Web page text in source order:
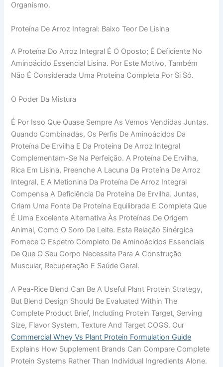
Organismo.
Proteína De Arroz Integral: Baixo Teor De Lisina
A Proteína Do Arroz Integral É O Oposto; É Deficiente No
Aminoácido Essencial Lisina. Por Este Motivo, Também
Não É Considerada Uma Proteína Completa Por Si Só.
O Poder Da Mistura
É Por Isso Que Quase Sempre As Vemos Vendidas Juntas.
Quando Combinadas, Os Perfis De Aminoácidos Da
Proteína De Ervilha E Da Proteína De Arroz Integral
Complementam-Se Na Perfeição. A Proteína De Ervilha,
Rica Em Lisina, Preenche A Lacuna Da Proteína De Arroz
Integral, E A Metionina Da Proteína De Arroz Integral
Compensa A Deficiência Da Proteína De Ervilha. Juntas,
Criam Uma Fonte De Proteína Equilibrada E Completa Que
É Uma Excelente Alternativa Às Proteínas De Origem
Animal, Como O Soro De Leite. Esta Relação Sinérgica
Fornece O Espetro Completo De Aminoácidos Essenciais
De Que O Seu Corpo Necessita Para A Construção
Muscular, Recuperação E Saúde Geral.
A Pea-Rice Blend Can Be A Useful Plant Protein Strategy,
But Blend Design Should Be Evaluated Within The
Complete Product Brief, Including Protein Target, Serving
Size, Flavor System, Texture And Target COGS. Our
Commercial Whey Vs Plant Protein Formulation Guide
Explains How Supplement Brands Can Compare Complete
Protein Systems Rather Than Individual Ingredients Alone.